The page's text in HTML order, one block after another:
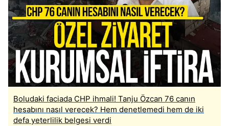
Boludaki faciada CHP ihmali! Tanju Özcan 76 canın
hesabını nasıl verecek? Hem denetlemedi hem de iki
defa yeterlilik belgesi verdi